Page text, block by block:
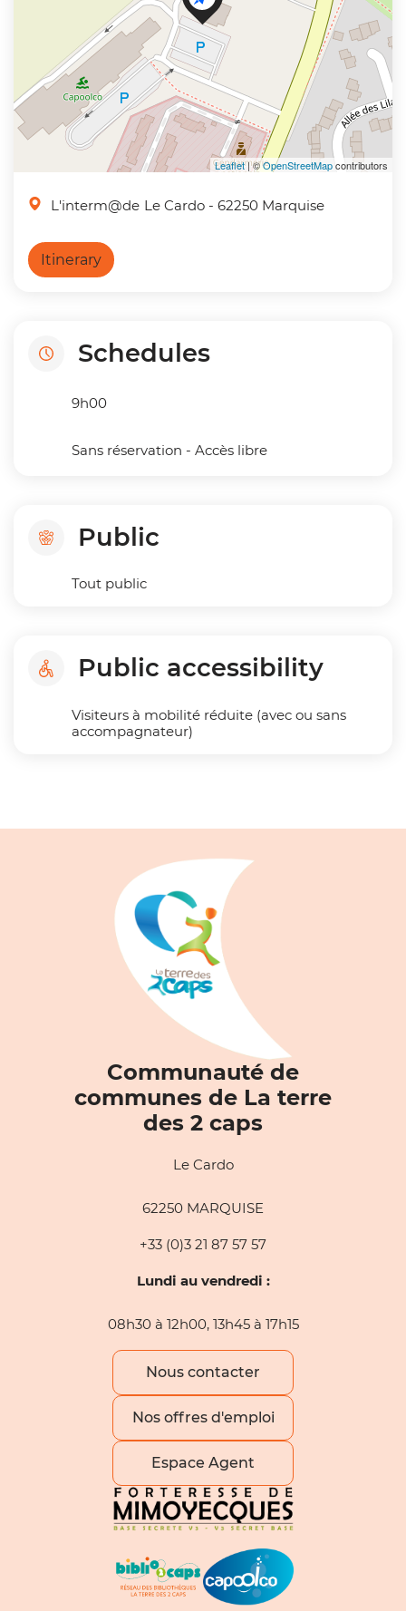
Leaflet| ©OpenStreetMapcontributors
L'interm@de Le Cardo - 62250 Marquise
Itinerary
Schedules
9h00
Sans réservation - Accès libre
Public
Tout public
Public accessibility
Visiteurs à mobilité réduite (avec ou sans
accompagnateur)
Communauté de
communes de La terre
des 2 caps
Le Cardo
62250 MARQUISE
+33 (0)3 21 87 57 57
Lundi au vendredi :
08h30 à 12h00, 13h45 à 17h15
Nous contacter
Nos offres d'emploi
Espace Agent